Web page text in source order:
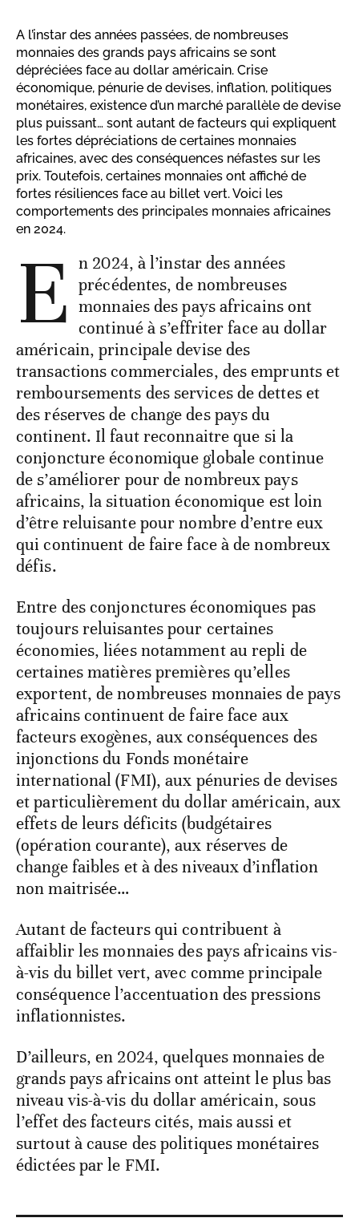
A l’instar des années passées, de nombreuses
monnaies des grands pays africains se sont
dépréciées face au dollar américain. Crise
économique, pénurie de devises, inflation, politiques
monétaires, existence d’un marché parallèle de devise
plus puissant… sont autant de facteurs qui expliquent
les fortes dépréciations de certaines monnaies
africaines, avec des conséquences néfastes sur les
prix. Toutefois, certaines monnaies ont affiché de
fortes résiliences face au billet vert. Voici les
comportements des principales monnaies africaines
en 2024.
E n 2024, à l’instar des années
précédentes, de nombreuses
monnaies des pays africains ont
continué à s’effriter face au dollar
américain, principale devise des
transactions commerciales, des emprunts et
remboursements des services de dettes et
des réserves de change des pays du
continent. Il faut reconnaitre que si la
conjoncture économique globale continue
de s’améliorer pour de nombreux pays
africains, la situation économique est loin
d’être reluisante pour nombre d’entre eux
qui continuent de faire face à de nombreux
défis.
Entre des conjonctures économiques pas
toujours reluisantes pour certaines
économies, liées notamment au repli de
certaines matières premières qu’elles
exportent, de nombreuses monnaies de pays
africains continuent de faire face aux
facteurs exogènes, aux conséquences des
injonctions du Fonds monétaire
international (FMI), aux pénuries de devises
et particulièrement du dollar américain, aux
effets de leurs déficits (budgétaires
(opération courante), aux réserves de
change faibles et à des niveaux d’inflation
non maitrisée…
Autant de facteurs qui contribuent à
affaiblir les monnaies des pays africains vis-
à-vis du billet vert, avec comme principale
conséquence l’accentuation des pressions
inflationnistes.
D’ailleurs, en 2024, quelques monnaies de
grands pays africains ont atteint le plus bas
niveau vis-à-vis du dollar américain, sous
l’effet des facteurs cités, mais aussi et
surtout à cause des politiques monétaires
édictées par le FMI.